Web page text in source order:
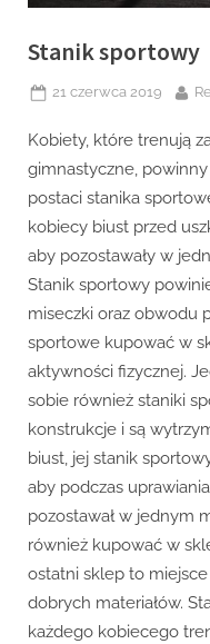
Stanik sportowy
Posted
21 czerwca 2019 By
Kobiety, które trenują
gimnastyczne,
postaci stanika
kobiecy biust przed
aby pozostawały w
Stanik sportowy
miseczki oraz obwodu
sportowe kupować w
aktywności fizycznej.
sobie również staniki
konstrukcje i są
biust, jej stanik
aby podczas
pozostawał w jednym
również kupować w
ostatni sklep to
dobrych materiałów.
każdego kobiecego